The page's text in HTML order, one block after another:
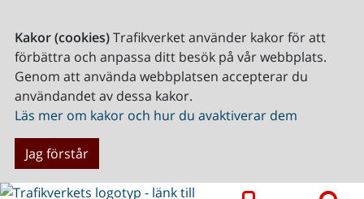
Kakor (cookies)Trafikverket använder kakor för att
förbättra och anpassa ditt besök på vår webbplats.
Genom att använda webbplatsen accepterar du
användandet av dessa kakor.
Läs mer om kakor och hur du avaktiverar dem
Jag förstår